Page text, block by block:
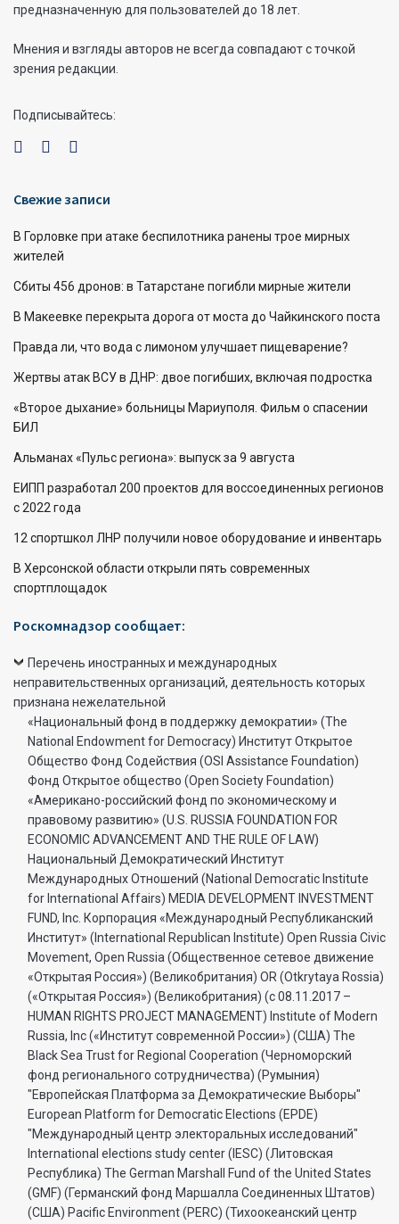
предназначенную для пользователей до 18 лет.
Мнения и взгляды авторов не всегда совпадают с точкой
зрения редакции.
Подписывайтесь:
Свежие записи
В Горловке при атаке беспилотника ранены трое мирных
жителей
Сбиты 456 дронов: в Татарстане погибли мирные жители
В Макеевке перекрыта дорога от моста до Чайкинского поста
Правда ли, что вода с лимоном улучшает пищеварение?
Жертвы атак ВСУ в ДНР: двое погибших, включая подростка
«Второе дыхание» больницы Мариуполя. Фильм о спасении
БИЛ
Альманах «Пульс региона»: выпуск за 9 августа
ЕИПП разработал 200 проектов для воссоединенных регионов
с 2022 года
12 спортшкол ЛНР получили новое оборудование и инвентарь
В Херсонской области открыли пять современных
спортплощадок
Роскомнадзор сообщает:
Перечень иностранных и международных
неправительственных организаций, деятельность которых
признана нежелательной
«Национальный фонд в поддержку демократии» (The
National Endowment for Democracy) Институт Открытое
Общество Фонд Содействия (OSI Assistance Foundation)
Фонд Открытое общество (Open Society Foundation)
«Американо-российский фонд по экономическому и
правовому развитию» (U.S. RUSSIA FOUNDATION FOR
ECONOMIC ADVANCEMENT AND THE RULE OF LAW)
Национальный Демократический Институт
Международных Отношений (National Democratic Institute
for International Affairs) MEDIA DEVELOPMENT INVESTMENT
FUND, Inc. Корпорация «Международный Республиканский
Институт» (International Republican Institute) Open Russia Civic
Movement, Open Russia (Общественное сетевое движение
«Открытая Россия») (Великобритания) OR (Otkrytaya Rossia)
(«Открытая Россия») (Великобритания) (с 08.11.2017 –
HUMAN RIGHTS PROJECT MANAGEMENT) Institute of Modern
Russia, Inc («Институт современной России») (США) The
Black Sea Trust for Regional Cooperation (Черноморский
фонд регионального сотрудничества) (Румыния)
"Европейская Платформа за Демократические Выборы"
European Platform for Democratic Elections (EPDE)
"Международный центр электоральных исследований"
International elections study center (IESC) (Литовская
Республика) The German Marshall Fund of the United States
(GMF) (Германский фонд Маршалла Соединенных Штатов)
(США) Pacific Environment (PERC) (Тихоокеанский центр